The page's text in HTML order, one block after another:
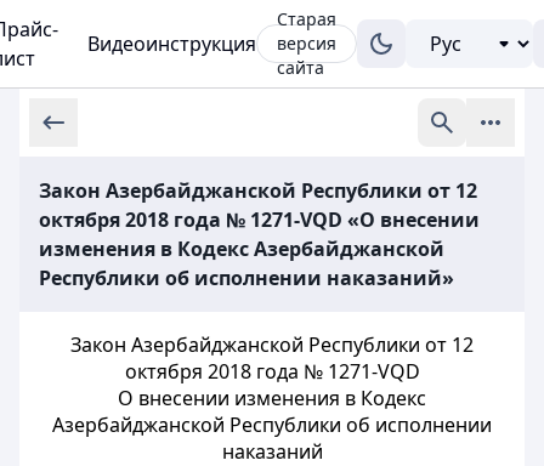
Видеоинструкция
Старая
версия
сайта
Закон Азербайджанской Республики от 12
октября 2018 года № 1271-VQD «О внесении
изменения в Кодекс Азербайджанской
Республики об исполнении наказаний»
Закон Азербайджанской Республики от 12
октября 2018 года № 1271-VQD
О внесении изменения в Кодекс
Азербайджанской Республики об исполнении
наказаний